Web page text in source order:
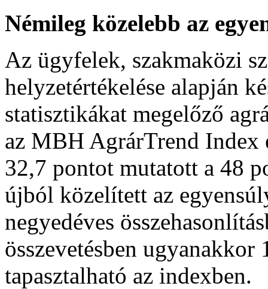
Némileg közelebb az
Az ügyfelek, szakmaközi
helyzetértékelése alapján
statisztikákat megelőző
az MBH AgrárTrend Index
32,7 pontot mutatott a 48
újból közelített az
negyedéves
összevetésben ugyanakkor
tapasztalható az indexben.